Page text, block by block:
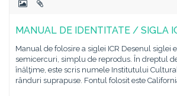
MANUAL DE IDENTITATE / SIGLA
Manual de folosire a siglei ICR Desenul siglei
semicercuri, simplu de reprodus. În dreptul
înălţime, este scris numele Institutului
rânduri suprapuse. Fontul folosit este